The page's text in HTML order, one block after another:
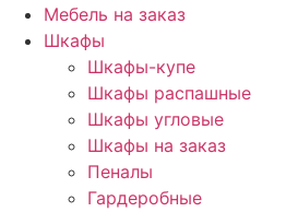
Мебель на заказ
Шкафы
Шкафы-купе
Шкафы распашные
Шкафы угловые
Шкафы на заказ
Пеналы
Гардеробные